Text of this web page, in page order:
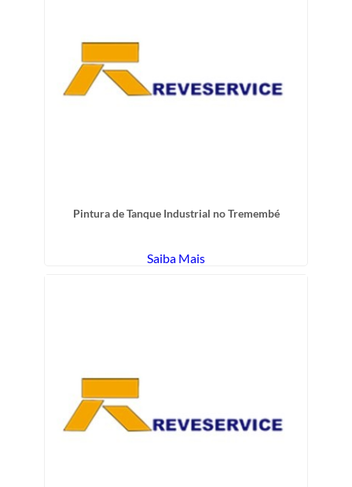
Pintura de Tanque Industrial no Tremembé
Saiba Mais